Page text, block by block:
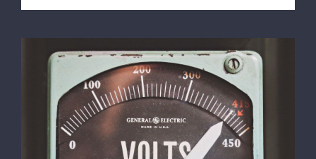
How Electricity Has Changed